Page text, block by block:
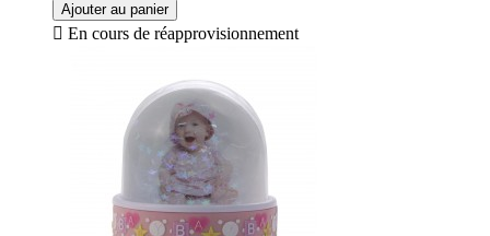
Ajouter au panier
 En cours de réapprovisionnement